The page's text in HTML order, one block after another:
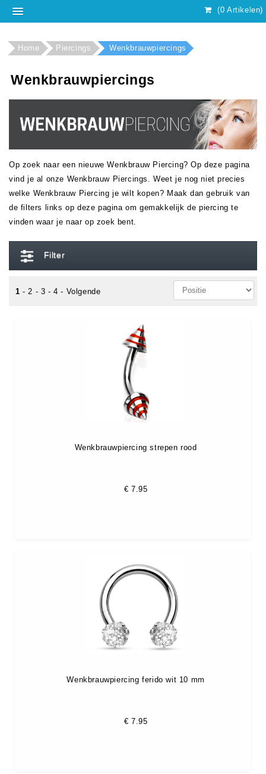
(0 Artikelen)
Home Piercings Wenkbrauwpiercings
Wenkbrauwpiercings
Op zoek naar een nieuwe Wenkbrauw Piercing? Op deze pagina
vind je al onze Wenkbrauw Piercings. Weet je nog niet precies
welke Wenkbrauw Piercing je wilt kopen? Maak dan gebruik van
de filters links op deze pagina om gemakkelijk de piercing te
vinden waar je naar op zoek bent.
Filter
1 -2 - 3 -4 - Volgende
Wenkbrauwpiercing strepen rood
€ 7.95
Wenkbrauwpiercing ferido wit 10 mm
€ 7.95